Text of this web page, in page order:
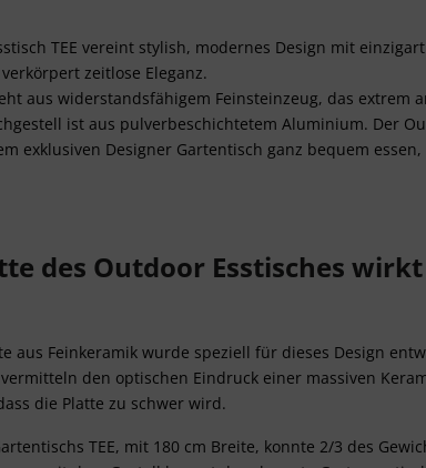
TEE vereint stylish, modernes Design mit
zeitlose Eleganz.
aus widerstandsfähigem Feinsteinzeug, das extrem
ist aus pulverbeschichtetem Aluminium. Der
exklusiven Designer Gartentisch ganz bequem
des Outdoor Esstisches
aus Feinkeramik wurde speziell für dieses Design
den optischen Eindruck einer massiven
die Platte zu schwer wird.
TEE, mit 180 cm Breite, konnte 2/3 des
reduzierter Daten zur Auswahl von Inhalten
Besondere Features:
genauer Standortdaten
zur Identifikation aktiv abfragen